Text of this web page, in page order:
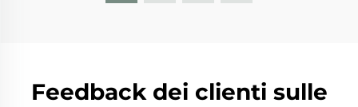
Feedback dei clienti sulle